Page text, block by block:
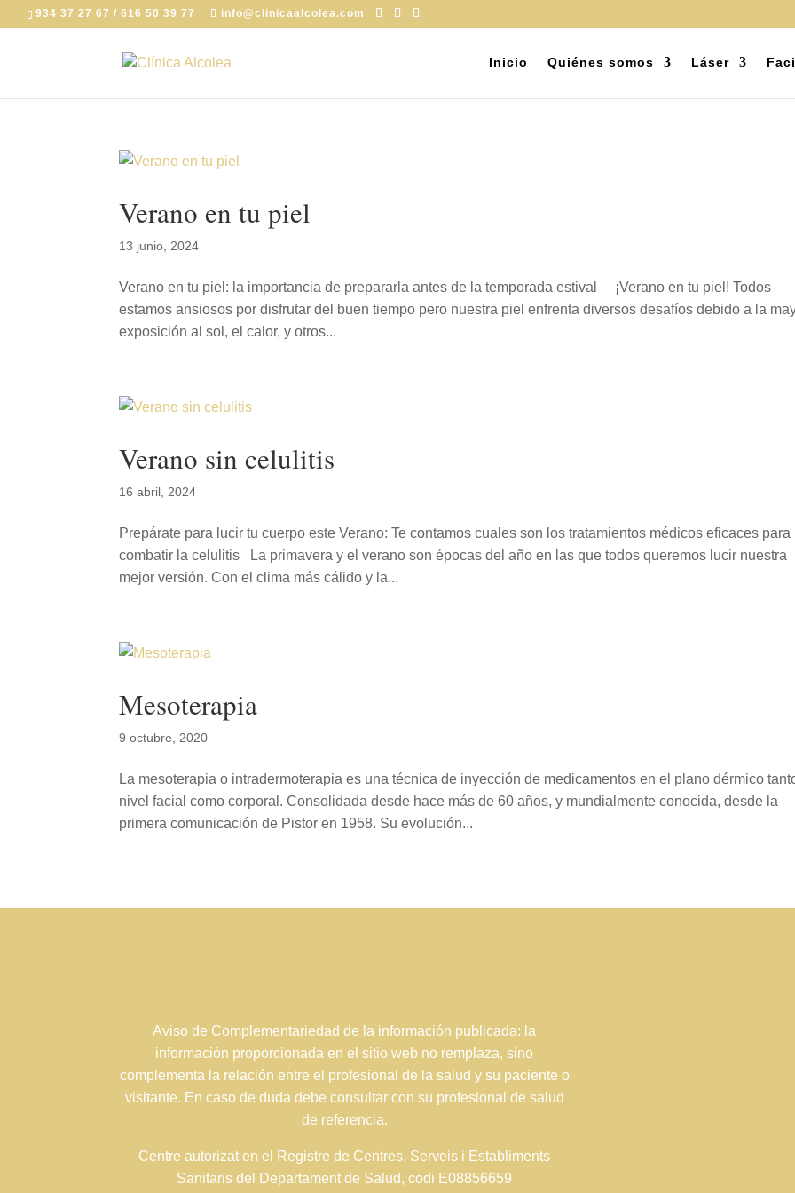
934 37 27 67 / 616 50 39 77 info@clinicaalcolea.com
Inicio Quiénes somos Láser
Verano en tu piel
13 junio, 2024
Verano en tu piel: la importancia de prepararla antes de la temporada estival ¡Verano en tu piel! Todos
estamos ansiosos por disfrutar del buen tiempo pero nuestra piel enfrenta diversos desafíos debido a la
exposición al sol, el calor, y otros...
Verano sin celulitis
16 abril, 2024
Prepárate para lucir tu cuerpo este Verano: Te contamos cuales son los tratamientos médicos eficaces para
combatir la celulitis La primavera y el verano son épocas del año en las que todos queremos lucir nuestra
mejor versión. Con el clima más cálido y la...
Mesoterapia
9 octubre, 2020
La mesoterapia o intradermoterapia es una técnica de inyección de medicamentos en el plano dérmico
nivel facial como corporal. Consolidada desde hace más de 60 años, y mundialmente conocida, desde la
primera comunicación de Pistor en 1958. Su evolución...
Aviso de Complementariedad de la información publicada: la
información proporcionada en el sitio web no remplaza, sino
complementa la relación entre el profesional de la salud y su paciente o
visitante. En caso de duda debe consultar con su profesional de salud
de referencia.
Centre autorizat en el Registre de Centres, Serveis i Establiments
Sanitaris del Departament de Salud, codi E08856659